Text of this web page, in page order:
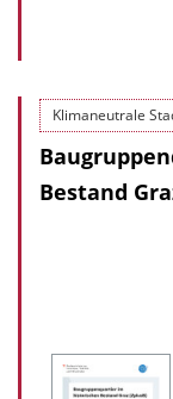
Klimaneutrale
Bestand